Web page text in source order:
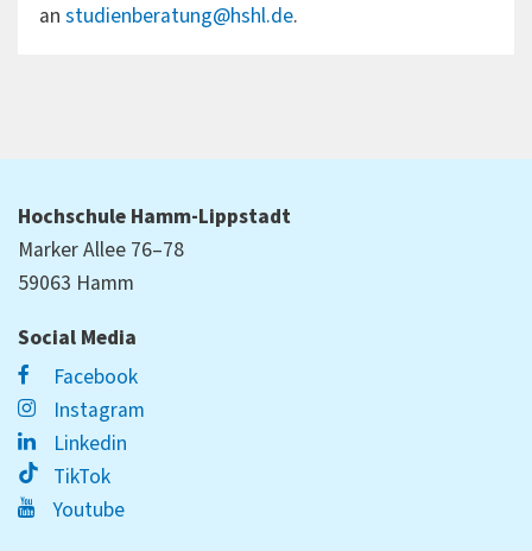
an studienberatung@hshl.de.
Hochschule Hamm-Lippstadt
Marker Allee 76–78
59063 Hamm
Social Media
Facebook
Instagram
Linkedin
TikTok
Youtube